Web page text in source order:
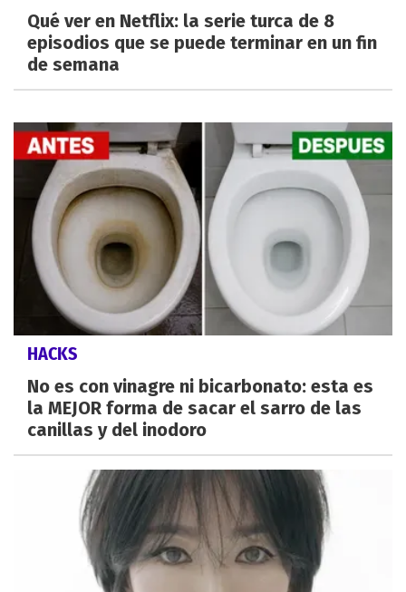
Qué ver en Netflix: la serie turca de 8
episodios que se puede terminar en un fin
de semana
HACKS
No es con vinagre ni bicarbonato: esta es
la MEJOR forma de sacar el sarro de las
canillas y del inodoro